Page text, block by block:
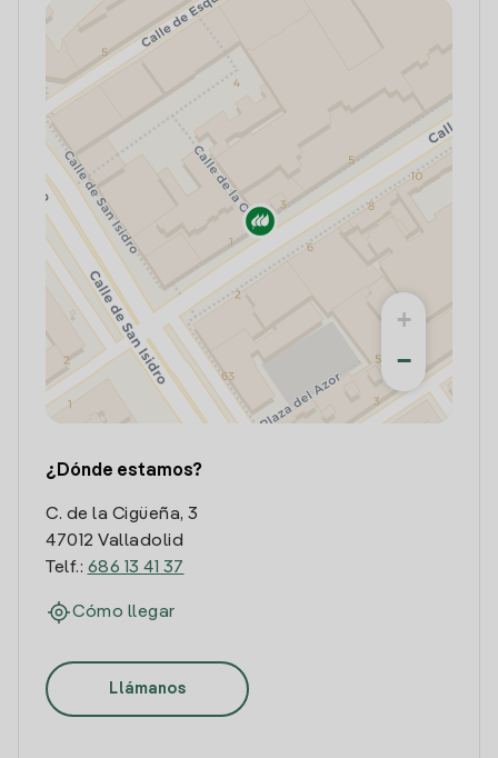
+
−
¿Dónde estamos?
C. de la Cigüeña, 3
47012 Valladolid
Telf.: 686 13 41 37
Cómo llegar
Llámanos